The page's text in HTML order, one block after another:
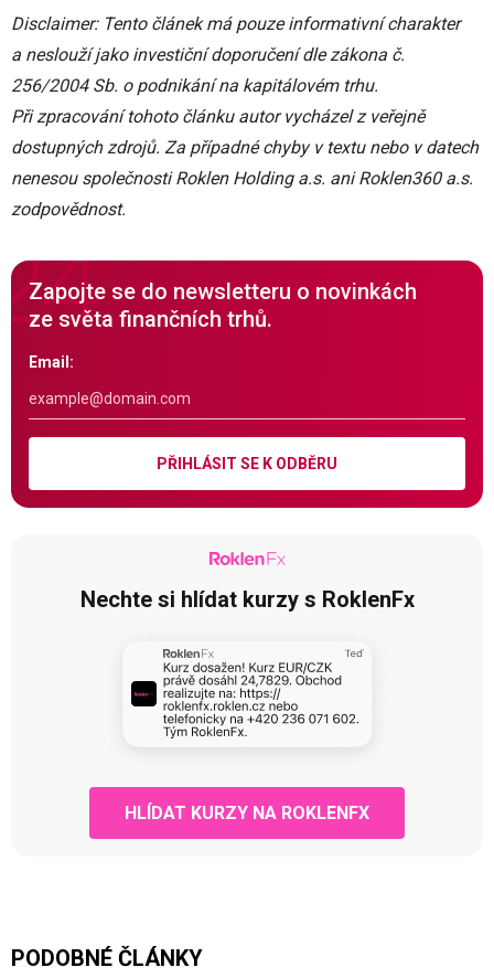
Disclaimer: Tento článek má pouze informativní charakter
a neslouží jako investiční doporučení dle zákona č.
256/2004 Sb. o podnikání na kapitálovém trhu.
Při zpracování tohoto článku autor vycházel z veřejně
dostupných zdrojů. Za případné chyby v textu nebo v datech
nenesou společnosti Roklen Holding a.s. ani Roklen360 a.s.
zodpovědnost.
Zapojte se do newsletteru o novinkách
ze světa finančních trhů.
Email:
PŘIHLÁSIT SE K ODBĚRU
Nechte si hlídat kurzy s RoklenFx
HLÍDAT KURZY NA ROKLENFX
PODOBNÉ ČLÁNKY